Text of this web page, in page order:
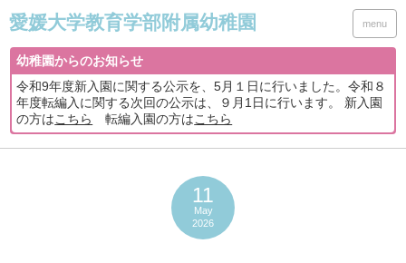
menu
幼稚園からのお知らせ
令和9年度新入園に関する公示を、5月１日に行いました。令和８
年度転編入に関する次回の公示は、９月1日に行います。 新入園
の方はこちら 転編入園の方はこちら
11
May
2026